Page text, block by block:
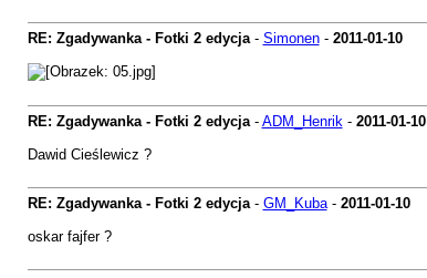
RE: Zgadywanka - Fotki 2 edycja- Simonen- 2011-01-10
RE: Zgadywanka - Fotki 2 edycja- ADM_Henrik- 2011-01-10
Dawid Cieślewicz ?
RE: Zgadywanka - Fotki 2 edycja- GM_Kuba- 2011-01-10
oskar fajfer ?